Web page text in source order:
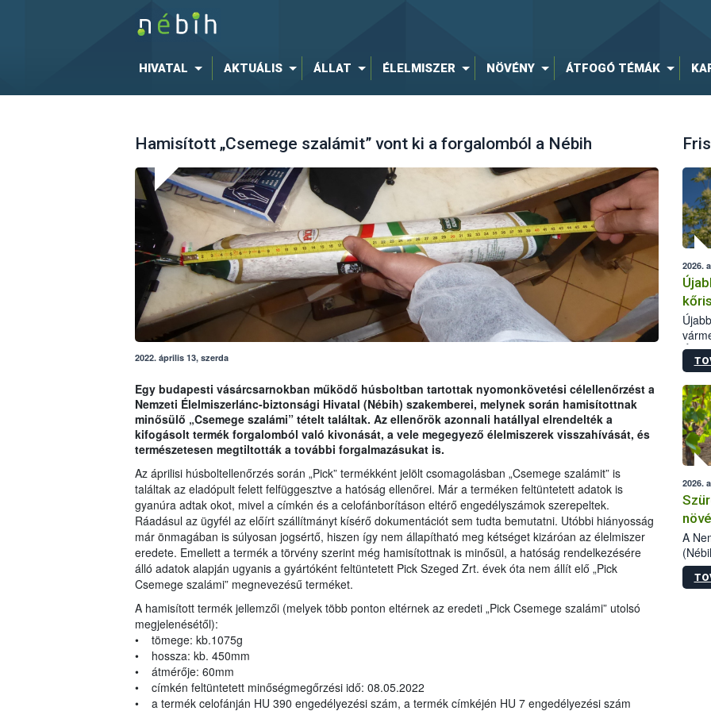
HIVATAL AKTUÁLIS ÁLLAT ÉLELMISZER NÖVÉNY ÁTFOGÓ TÉMÁK
Hamisított „Csemege szalámit” vont ki a forgalomból a Nébih
2022. április 13, szerda
Egy budapesti vásárcsarnokban működő húsboltban tartottak nyomonkövetési célellenőrzést a
Nemzeti Élelmiszerlánc-biztonsági Hivatal (Nébih) szakemberei, melynek során hamisítottnak
minősülő „Csemege szalámi” tételt találtak. Az ellenőrök azonnali hatállyal elrendelték a
kifogásolt termék forgalomból való kivonását, a vele megegyező élelmiszerek visszahívását, és
természetesen megtiltották a további forgalmazásukat is.
Az áprilisi húsboltellenőrzés során „Pick” termékként jelölt csomagolásban „Csemege szalámit” is
találtak az eladópult felett felfüggesztve a hatóság ellenőrei. Már a terméken feltüntetett adatok is
gyanúra adtak okot, mivel a címkén és a celofánborításon eltérő engedélyszámok szerepeltek.
Ráadásul az ügyfél az előírt szállítmányt kísérő dokumentációt sem tudta bemutatni. Utóbbi hiányosság
már önmagában is súlyosan jogsértő, hiszen így nem állapítható meg kétséget kizáróan az élelmiszer
eredete. Emellett a termék a törvény szerint még hamisítottnak is minősül, a hatóság rendelkezésére
álló adatok alapján ugyanis a gyártóként feltüntetett Pick Szeged Zrt. évek óta nem állít elő „Pick
Csemege szalámi” megnevezésű terméket.
A hamisított termék jellemzői (melyek több ponton eltérnek az eredeti „Pick Csemege szalámi” utolsó
megjelenésétől):
• tömege: kb.1075g
• hossza: kb. 450mm
• átmérője: 60mm
• címkén feltüntetett minőségmegőrzési idő: 08.05.2022
• a termék celofánján HU 390 engedélyezési szám, a termék címkéjén HU 7 engedélyezési szám
2026.
2026.
A